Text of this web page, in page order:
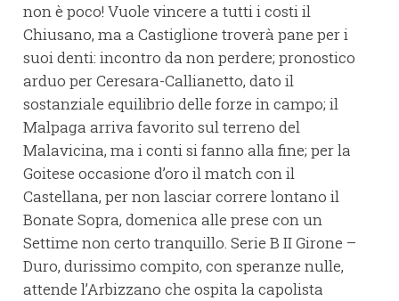
non è poco! Vuole vincere a tutti i costi il
Chiusano, ma a Castiglione troverà pane per i
suoi denti: incontro da non perdere; pronostico
arduo per Ceresara-Callianetto, dato il
sostanziale equilibrio delle forze in campo; il
Malpaga arriva favorito sul terreno del
Malavicina, ma i conti si fanno alla fine; per la
Goitese occasione d’oro il match con il
Castellana, per non lasciar correre lontano il
Bonate Sopra, domenica alle prese con un
Settime non certo tranquillo. Serie B II Girone –
Duro, durissimo compito, con speranze nulle,
attende l’Arbizzano che ospita la capolista